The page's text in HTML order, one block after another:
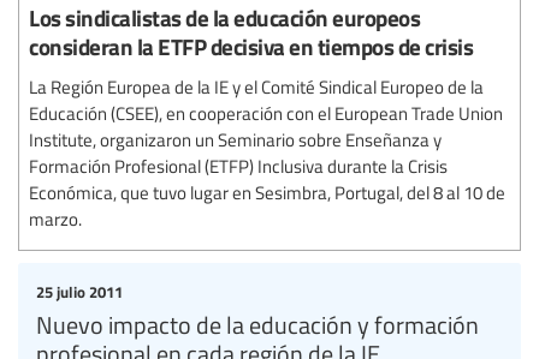
Los sindicalistas de la educación europeos
consideran la ETFP decisiva en tiempos de crisis
La Región Europea de la IE y el Comité Sindical Europeo de la
Educación (CSEE), en cooperación con el European Trade Union
Institute, organizaron un Seminario sobre Enseñanza y
Formación Profesional (ETFP) Inclusiva durante la Crisis
Económica, que tuvo lugar en Sesimbra, Portugal, del 8 al 10 de
marzo.
25 julio 2011
Nuevo impacto de la educación y formación